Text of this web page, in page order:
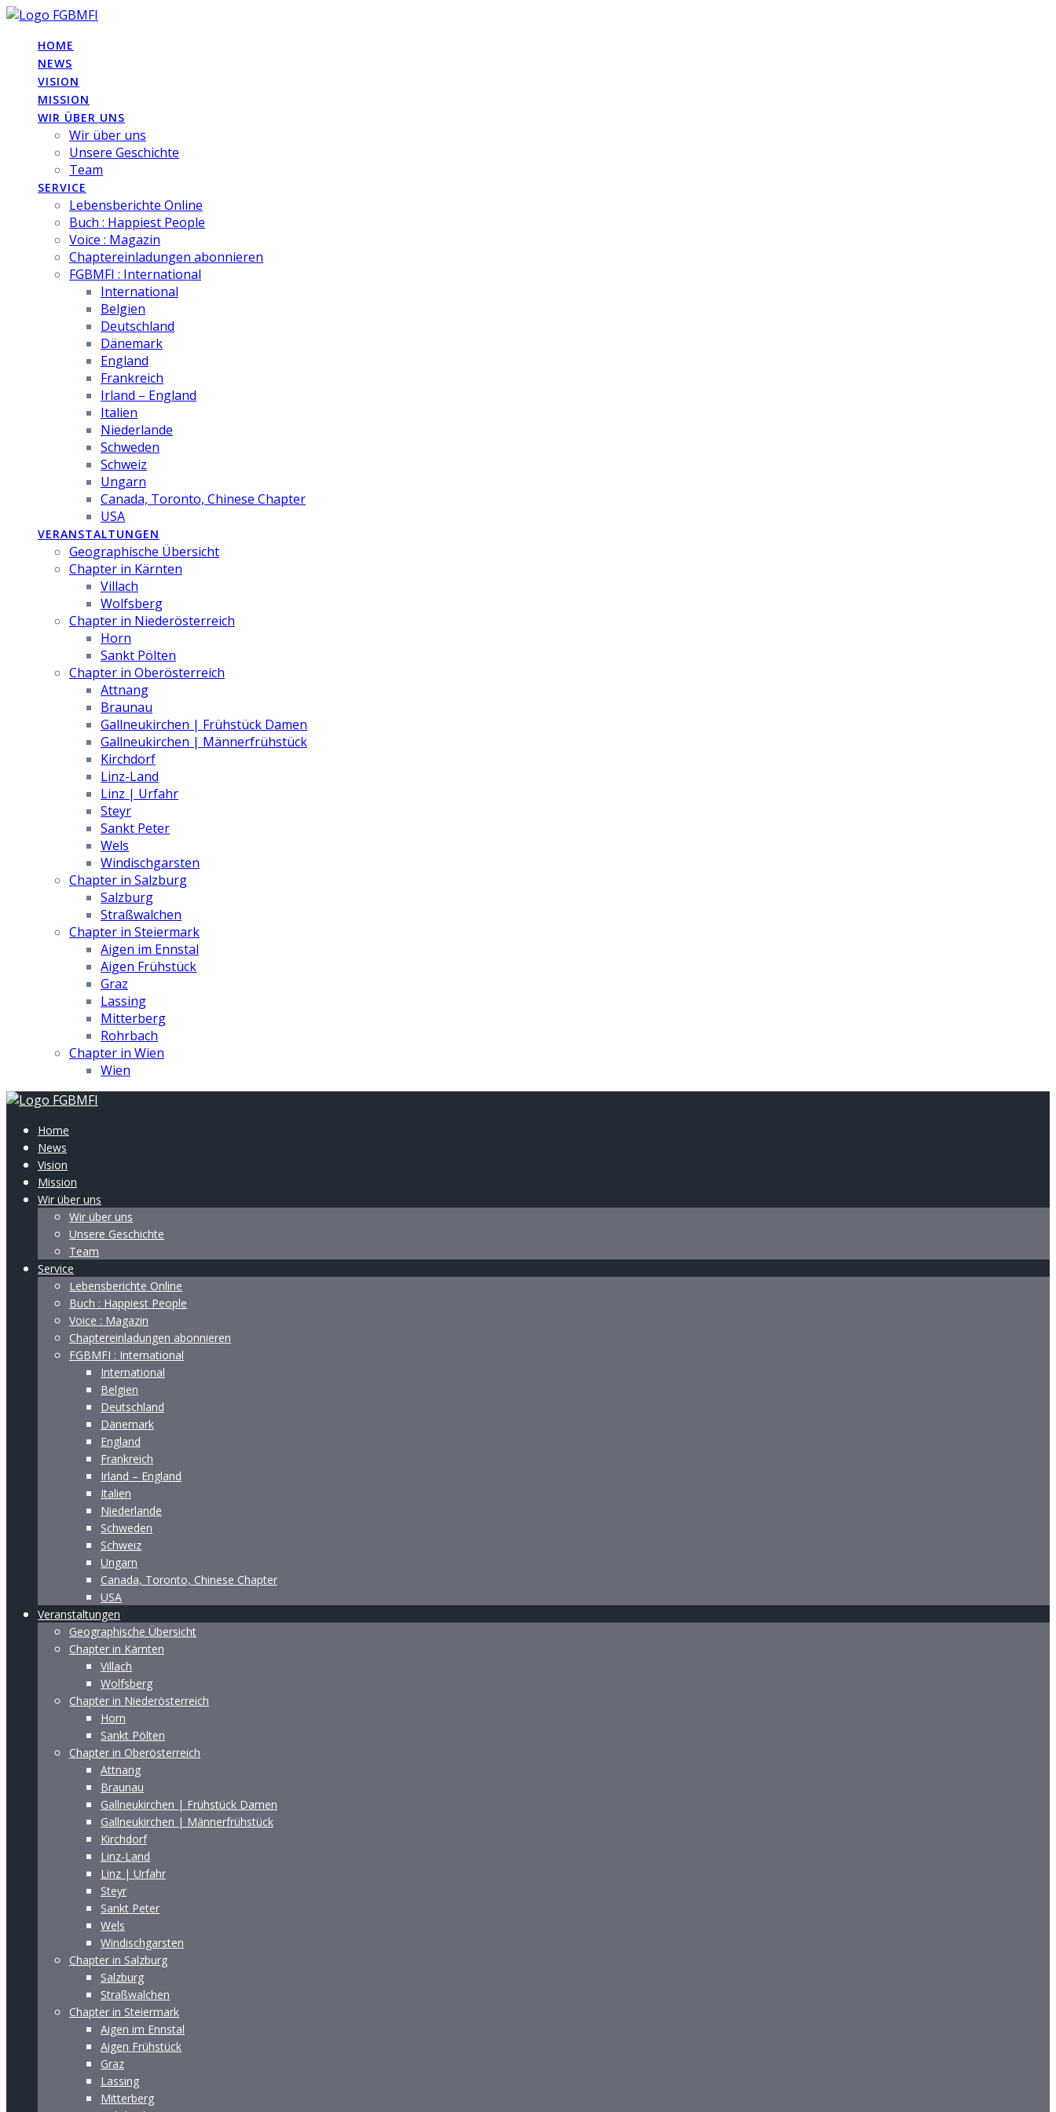
Skip
contentHOME
NEWS
VISION
MISSION
WIR ÜBER UNS
Wir über uns
Unsere Geschichte
Team
SERVICE
Lebensberichte Online
Buch : Happiest People
Voice : Magazin
Chaptereinladungen abonnieren
FGBMFI : International
International
Belgien
Deutschland
Dänemark
England
Frankreich
Irland – England
Italien
Niederlande
Schweden
Schweiz
Ungarn
Canada, Toronto, Chinese Chapter
USA
VERANSTALTUNGEN
Geographische Übersicht
Chapter in Kärnten
Villach
Wolfsberg
Chapter in Niederösterreich
Horn
Sankt Pölten
Chapter in Oberösterreich
Attnang
Braunau
Gallneukirchen | Frühstück Damen
Gallneukirchen | Männerfrühstück
Kirchdorf
Linz-Land
Linz | Urfahr
Steyr
Sankt Peter
Wels
Windischgarsten
Chapter in Salzburg
Salzburg
Straßwalchen
Chapter in Steiermark
Aigen im Ennstal
Aigen Frühstück
Graz
Lassing
Mitterberg
Rohrbach
Chapter in Wien
Wien
Home
News
Vision
Mission
Wir über uns
Wir über uns
Unsere Geschichte
Team
Service
Lebensberichte Online
Buch : Happiest People
Voice : Magazin
Chaptereinladungen abonnieren
FGBMFI : International
International
Belgien
Deutschland
Dänemark
England
Frankreich
Irland – England
Italien
Niederlande
Schweden
Schweiz
Ungarn
Canada, Toronto, Chinese Chapter
USA
Veranstaltungen
Geographische Übersicht
Chapter in Kärnten
Villach
Wolfsberg
Chapter in Niederösterreich
Horn
Sankt Pölten
Chapter in Oberösterreich
Attnang
Braunau
Gallneukirchen | Frühstück Damen
Gallneukirchen | Männerfrühstück
Kirchdorf
Linz-Land
Linz | Urfahr
Steyr
Sankt Peter
Wels
Windischgarsten
Chapter in Salzburg
Salzburg
Straßwalchen
Chapter in Steiermark
Aigen im Ennstal
Aigen Frühstück
Graz
Lassing
Mitterberg